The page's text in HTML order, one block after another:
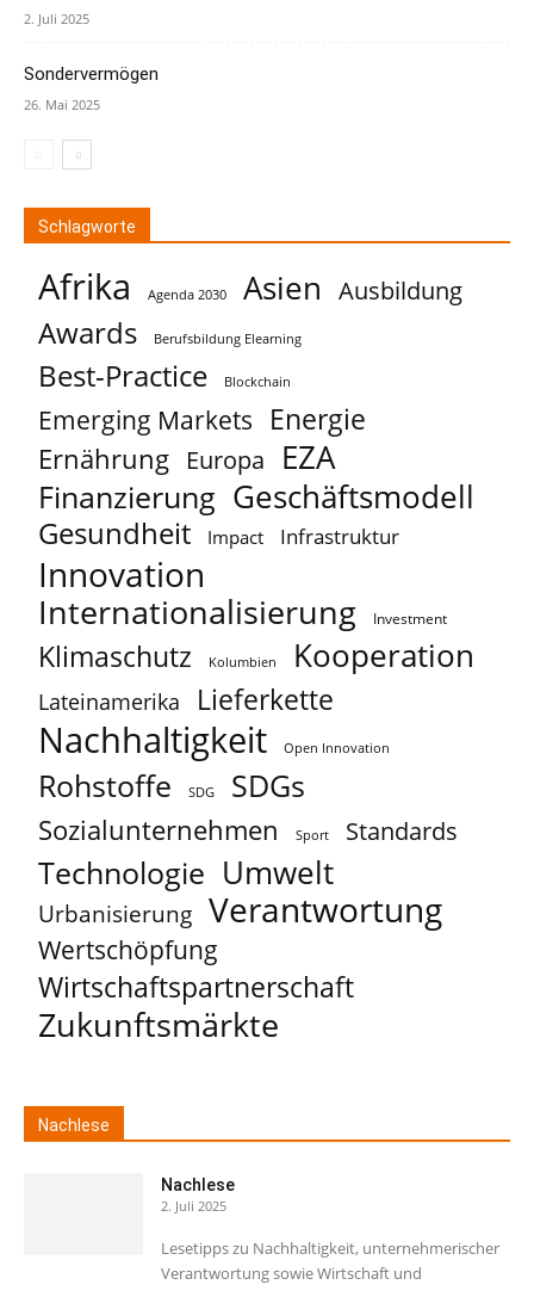
2. Juli 2025
Sondervermögen
26. Mai 2025
Schlagworte
Afrika Agenda 2030 Asien Ausbildung
Awards Berufsbildung Elearning
Best-Practice Blockchain
Emerging Markets Energie
Ernährung Europa EZA
Finanzierung Geschäftsmodell
Gesundheit Impact Infrastruktur
Innovation
Internationalisierung Investment
Klimaschutz Kolumbien Kooperation
Lateinamerika Lieferkette
Nachhaltigkeit Open Innovation
Rohstoffe SDG SDGs
Sozialunternehmen Sport Standards
Technologie Umwelt
Urbanisierung Verantwortung
Wertschöpfung
Wirtschaftspartnerschaft
Zukunftsmärkte
Nachlese
Nachlese
2. Juli 2025
Lesetipps zu Nachhaltigkeit, unternehmerischer
Verantwortung sowie Wirtschaft und